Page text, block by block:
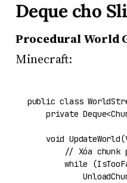
Deque cho
Procedural World
Minecraft:
public class
private
void UpdateWorld(
// Xóa chunk
while